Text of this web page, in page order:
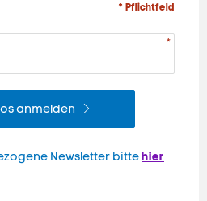
* Pflichtfeld
anmelden
Newsletter bittehier